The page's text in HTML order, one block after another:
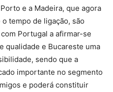
e a Madeira, que agora
tempo de ligação, são
Portugal a afirmar-se
qualidade e Bucareste uma
sendo que a
importante no segmento
e poderá constituir